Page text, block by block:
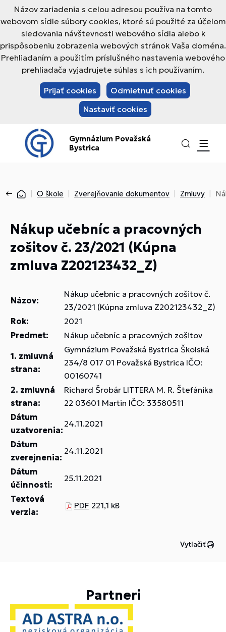
Názov zariadenia s celou adresou používa na tomto
webovom sídle súbory cookies, ktoré sú použité za účelom
sledovania návštevnosti webového sídla alebo k
prispôsobeniu zobrazenia webových stránok Vaša doména.
Prehliadaním a použitím príslušného nastavenia webového
prehliadača vyjadrujete súhlas s ich používaním.
Prijať cookies
Odmietnuť cookies
Nastaviť cookies
Gymnázium Považská
Bystrica
O škole Zverejňovanie dokumentov Zmluvy
Nákup učebníc a pracovných
zošitov č. 23/2021 (Kúpna
zmluva Z202123432_Z)
Názov:
Nákup učebníc a pracovných zošitov č.
23/2021 (Kúpna zmluva Z202123432_Z)
Rok:
2021
Predmet:
Nákup učebníc a pracovných zošitov
1. zmluvná
strana:
Gymnázium Považská Bystrica Školská
234/8 017 01 Považská Bystrica IČO:
00160741
2. zmluvná
strana:
Richard Šrobár LITTERA M. R. Štefánika
22 03601 Martin IČO: 33580511
Dátum
uzatvorenia:
24.11.2021
Dátum
zverejnenia:
24.11.2021
Dátum
účinnosti:
25.11.2021
Textová
verzia:
PDF 221,1 kB
Vytlačiť
Partneri